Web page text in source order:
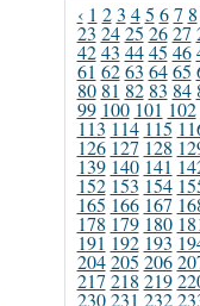
‹ 1 2 3 4 5 6 7 8
23 24 25 26 27
42 43 44 45 46
61 62 63 64 65
80 81 82 83 84
99 100 101 102
113 114 115
126 127 128
139 140 141
152 153 154
165 166 167
178 179 180
191 192 193
204 205 206
217 218 219
230 231 232